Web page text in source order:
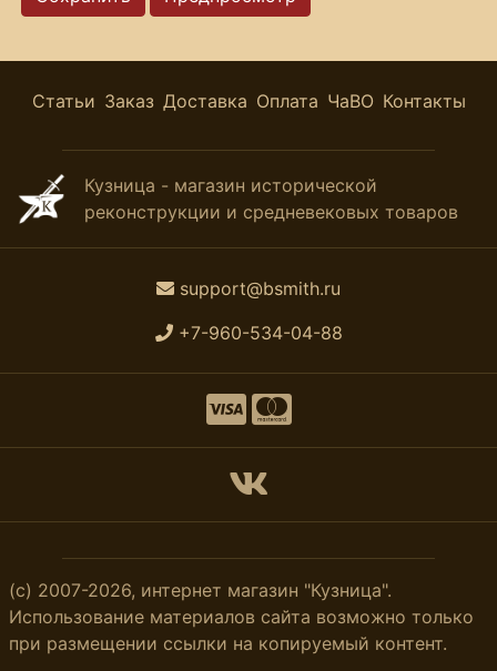
Статьи Заказ Доставка Оплата ЧаВО Контакты
Кузница - магазин исторической
реконструкции и средневековых товаров
support@bsmith.ru
+7-960-534-04-88
(с) 2007-2026, интернет магазин "Кузница".
Использование материалов сайта возможно только
при размещении ссылки на копируемый контент.